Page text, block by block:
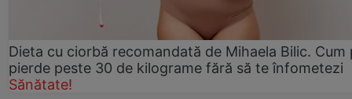
Dieta cu ciorbă recomandată de Mihaela Bilic. Cum
pierde peste 30 de kilograme fără să te înfometezi
Sănătate!